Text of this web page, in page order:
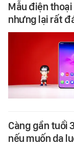
Mẫu điện
nhưng lại rất
Càng gần tuổi
nếu muốn da